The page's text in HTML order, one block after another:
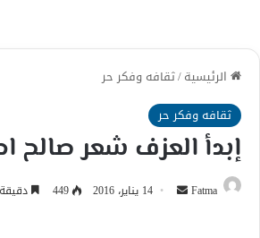
الرئيسية/ثقافه وفكر حر
ثقافه وفكر حر
إبدأ العزف شعر صالح
Fatma
أرسل 14 يناير، 2016 449